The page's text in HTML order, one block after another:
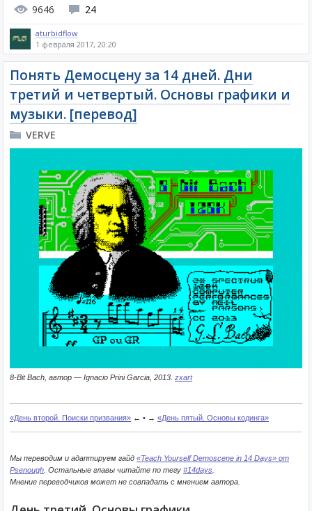
9646 24
aturbidflow
1 февраля 2017, 20:20
Понять Демосцену за 14 дней. Дни
третий и четвертый. Основы графики и
музыки. [перевод]
VERVE
8-Bit Bach, автор — Ignacio Prini Garcia, 2013. zxart
«День второй. Поиски призвания» ← • → «День пятый. Основы кодинга»
Мы переводим и адаптируем гайд «Teach Yourself Demoscene in 14 Days» от
Psenough . Остальные главы читайте по тегу #14days
Мнение переводчиков может не совпадать с мнением автора.